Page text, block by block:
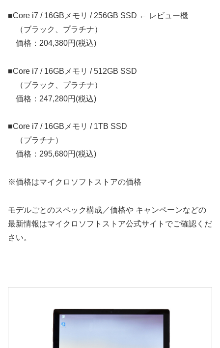
■Core i7 / 16GBメモリ / 256GB SSD ← レビュー機
（ブラック、プラチナ）
価格：204,380円(税込)
■Core i7 / 16GBメモリ / 512GB SSD
（ブラック、プラチナ）
価格：247,280円(税込)
■Core i7 / 16GBメモリ / 1TB SSD
（プラチナ）
価格：295,680円(税込)
※価格はマイクロソフトストアの価格
モデルごとのスペック構成／価格や キャンペーンなどの
最新情報はマイクロソフトストア公式サイトでご確認くだ
さい。